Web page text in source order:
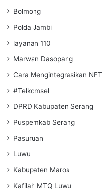
Bolmong
Polda Jambi
layanan 110
Marwan Dasopang
Cara Mengintegrasikan NFT
#Telkomsel
DPRD Kabupaten Serang
Puspemkab Serang
Pasuruan
Luwu
Kabupaten Maros
Kafilah MTQ Luwu